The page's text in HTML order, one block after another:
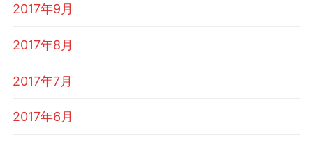
2017年9月
2017年8月
2017年7月
2017年6月